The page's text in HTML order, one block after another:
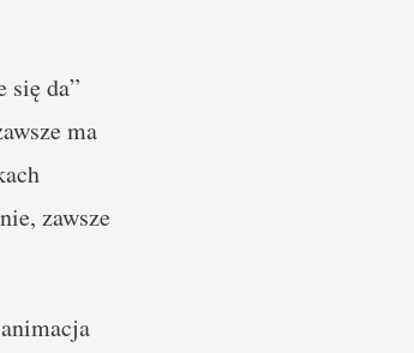
się da”
ma
zawsze